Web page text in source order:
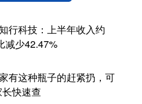
行科技：上半年收入约
减少42.47%
有这种瓶子的赶紧扔，可
长快速查